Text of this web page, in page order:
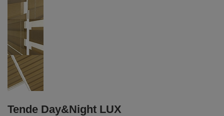
Tende Day&Night LUX